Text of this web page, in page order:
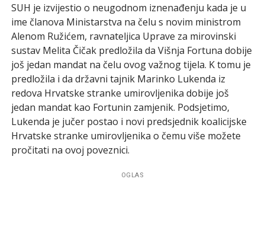
SUH je izvijestio o neugodnom iznenađenju kada je u
ime članova Ministarstva na čelu s novim ministrom
Alenom Ružićem, ravnateljica Uprave za mirovinski
sustav Melita Čičak predložila da Višnja Fortuna dobije
još jedan mandat na čelu ovog važnog tijela. K tomu je
predložila i da državni tajnik Marinko Lukenda iz
redova Hrvatske stranke umirovljenika dobije još
jedan mandat kao Fortunin zamjenik. Podsjetimo,
Lukenda je jučer postao i novi predsjednik koalicijske
Hrvatske stranke umirovljenika o čemu više možete
pročitati na ovoj poveznici.
OGLAS